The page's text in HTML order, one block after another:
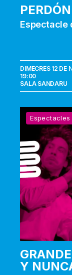
PERDÓN
Espectacle
DIMECRES 12 DE
19:00
SALA SANDARU
Grandes
éxitos
ayer,
hoy
y
nunca
Espectacles
Y